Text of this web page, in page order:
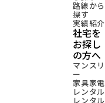
路線から
探す
実績紹介
社宅を
お探し
の方へ
マンスリ
ー
家具家電
レンタル
レンタル